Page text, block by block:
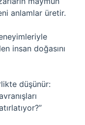
anlamlar üretir.
insan doğasını
düşünür: